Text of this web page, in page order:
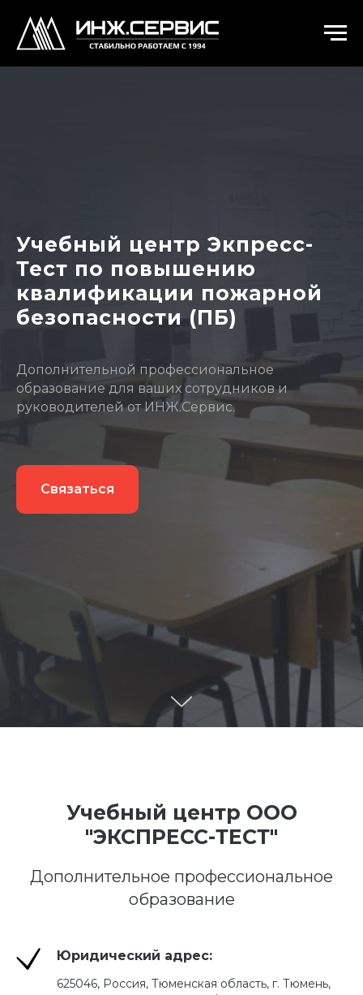
Учебный центр Экпресс-
Тест по повышению
квалификации пожарной
безопасности (ПБ)
Дополнительной профессиональное
образование для ваших сотрудников и
руководителей от ИНЖ.Сервис.
Связаться
Учебный центр ООО
"ЭКСПРЕСС-ТЕСТ"
Дополнительное профессиональное
образование
Юридический адрес:
625046, Россия, Тюменская область, г. Тюмень,